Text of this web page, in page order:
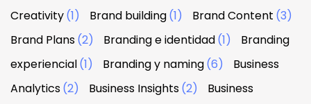
Creativity(1) Brand building(1) Brand Content (3)
Brand Plans(2) Branding e identidad(1)
Branding
experiencial(1) Branding y naming(6)
Business
Analytics(2) Business Insights(2)
Business